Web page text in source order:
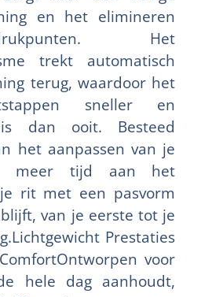
en het elimineren
Het
trekt automatisch
terug, waardoor het
sneller en
is dan ooit. Besteed
het aanpassen van je
meer tijd aan het
rit met een pasvorm
van je eerste tot je
Prestaties
voor
hele dag aanhoudt,